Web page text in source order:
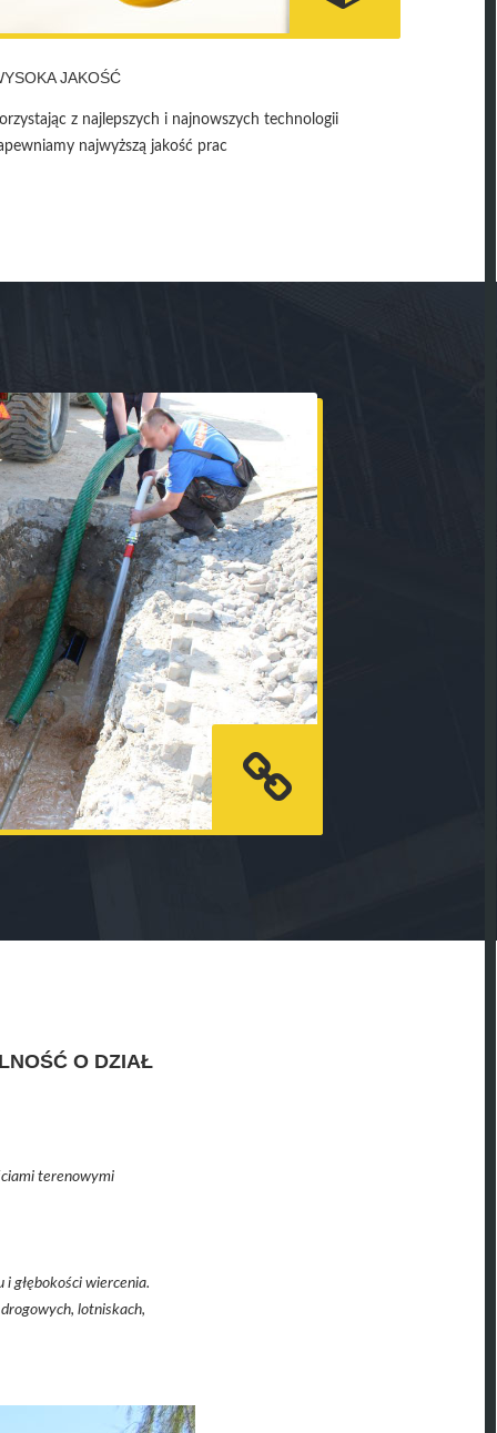
JAKOŚĆ
z najlepszych i najnowszych technologii
najwyższą jakość prac
O DZIAŁ
terenowymi
głębokości wiercenia.
lotniskach,